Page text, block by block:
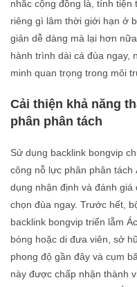
nhắc cộng đồng là, tính tiện
riêng gì lâm thời giới hạn ở
giản dễ dàng mà lại hơn
hành trình dài cá đùa ngay,
minh quan trọng trong môi
Cải thiện khả năng
phân phân tách
Sử dụng backlink bongvip
công nỗ lực phân phân tách
dụng nhận định và đánh
chọn đùa ngay. Trước hết,
backlink bongvip triển lẵm
bóng hoặc di đưa viên, sở
phong độ gần đây và cụm
này được chấp nhận thành